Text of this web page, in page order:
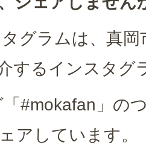
グラムは、真
するインスタグ
#mokafan」の
アしています。